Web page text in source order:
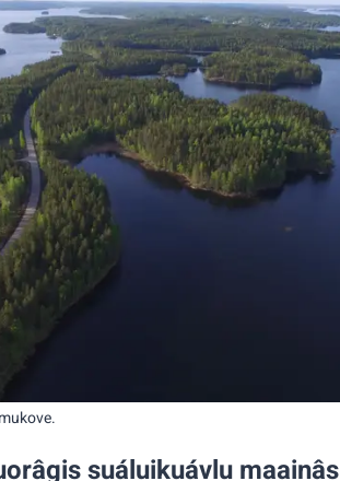
suáluikuávlu maainâs